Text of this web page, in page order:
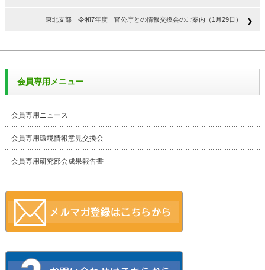
東北支部 令和7年度 官公庁との情報交換会のご案内（1月29日）
会員専用メニュー
会員専用ニュース
会員専用環境情報意見交換会
会員専用研究部会成果報告書